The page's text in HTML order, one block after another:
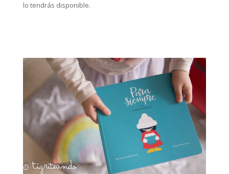
lo tendrás disponible.